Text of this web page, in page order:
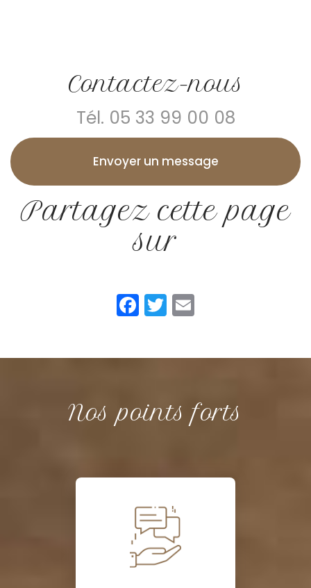
Contactez-nous
Tél. 05 33 99 00 08
Envoyer un message
Partagez cette page
sur
Facebook
Twitter
Nos points forts